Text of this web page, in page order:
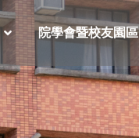
院學會暨校友園區